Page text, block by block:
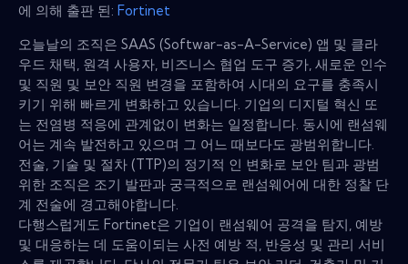
에 의해 출판 된: Fortinet
오늘날의 조직은 SAAS (Softwar-as-A-Service) 앱 및 클라
우드 채택, 원격 사용자, 비즈니스 협업 도구 증가, 새로운 인수
및 직원 및 보안 직원 변경을 포함하여 시대의 요구를 충족시
키기 위해 빠르게 변화하고 있습니다. 기업의 디지털 혁신 또
는 전염병 적응에 관계없이 변화는 일정합니다. 동시에 랜섬웨
어는 계속 발전하고 있으며 그 어느 때보다도 광범위합니다.
전술, 기술 및 절차 (TTP)의 정기적 인 변화로 보안 팀과 광범
위한 조직은 조기 발판과 궁극적으로 랜섬웨어에 대한 정찰 단
계 전술에 경고해야합니다.
다행스럽게도 Fortinet은 기업이 랜섬웨어 공격을 탐지, 예방
및 대응하는 데 도움이되는 사전 예방 적, 반응성 및 관리 서비